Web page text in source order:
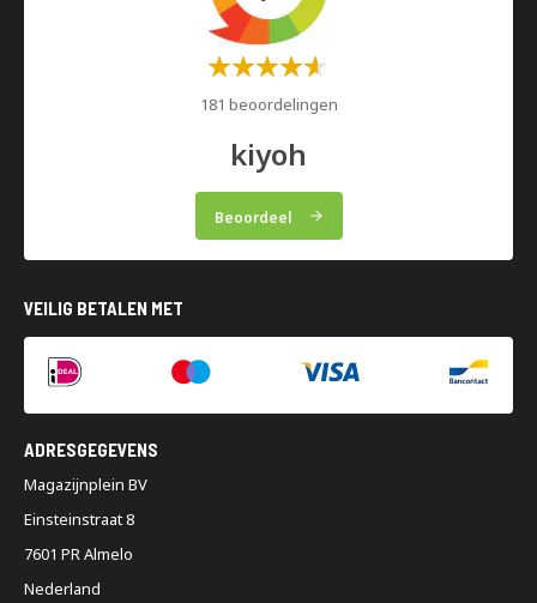
Waardering:
181 beoordelingen
kiyoh
Beoordeel
VEILIG BETALEN MET
ADRESGEGEVENS
Magazijnplein BV
Einsteinstraat 8
7601 PR Almelo
Nederland